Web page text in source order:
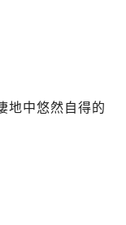
地中悠然自得的